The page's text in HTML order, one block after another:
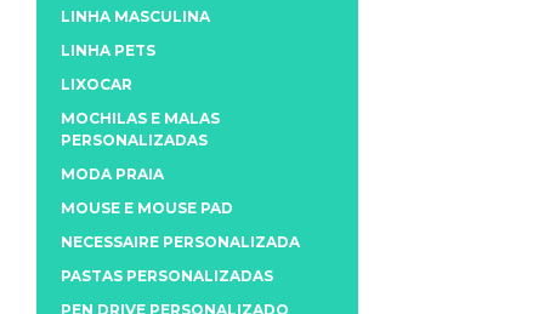
LINHA MASCULINA
LINHA PETS
LIXOCAR
MOCHILAS E MALAS
PERSONALIZADAS
MODA PRAIA
MOUSE E MOUSE PAD
NECESSAIRE PERSONALIZADA
PASTAS PERSONALIZADAS
PEN DRIVE PERSONALIZADO